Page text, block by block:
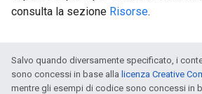
consulta la sezione Risorse.
Salvo quando diversamente specificato, i
sono concessi in base alla licenza Creative
mentre gli esempi di codice sono concessi in